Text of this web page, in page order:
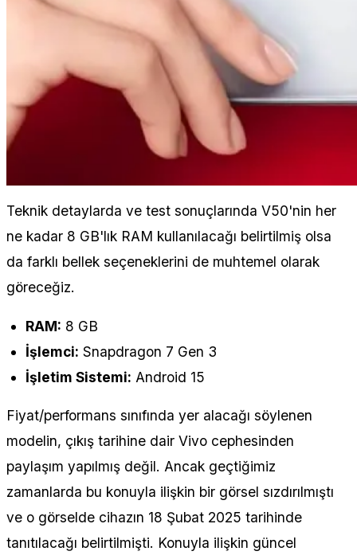
Teknik detaylarda ve test sonuçlarında V50'nin her
ne kadar 8 GB'lık RAM kullanılacağı belirtilmiş olsa
da farklı bellek seçeneklerini de muhtemel olarak
göreceğiz.
RAM: 8 GB
İşlemci: Snapdragon 7 Gen 3
İşletim Sistemi: Android 15
Fiyat/performans sınıfında yer alacağı söylenen
modelin, çıkış tarihine dair Vivo cephesinden
paylaşım yapılmış değil. Ancak geçtiğimiz
zamanlarda bu konuyla ilişkin bir görsel sızdırılmıştı
ve o görselde cihazın 18 Şubat 2025 tarihinde
tanıtılacağı belirtilmişti. Konuyla ilişkin güncel